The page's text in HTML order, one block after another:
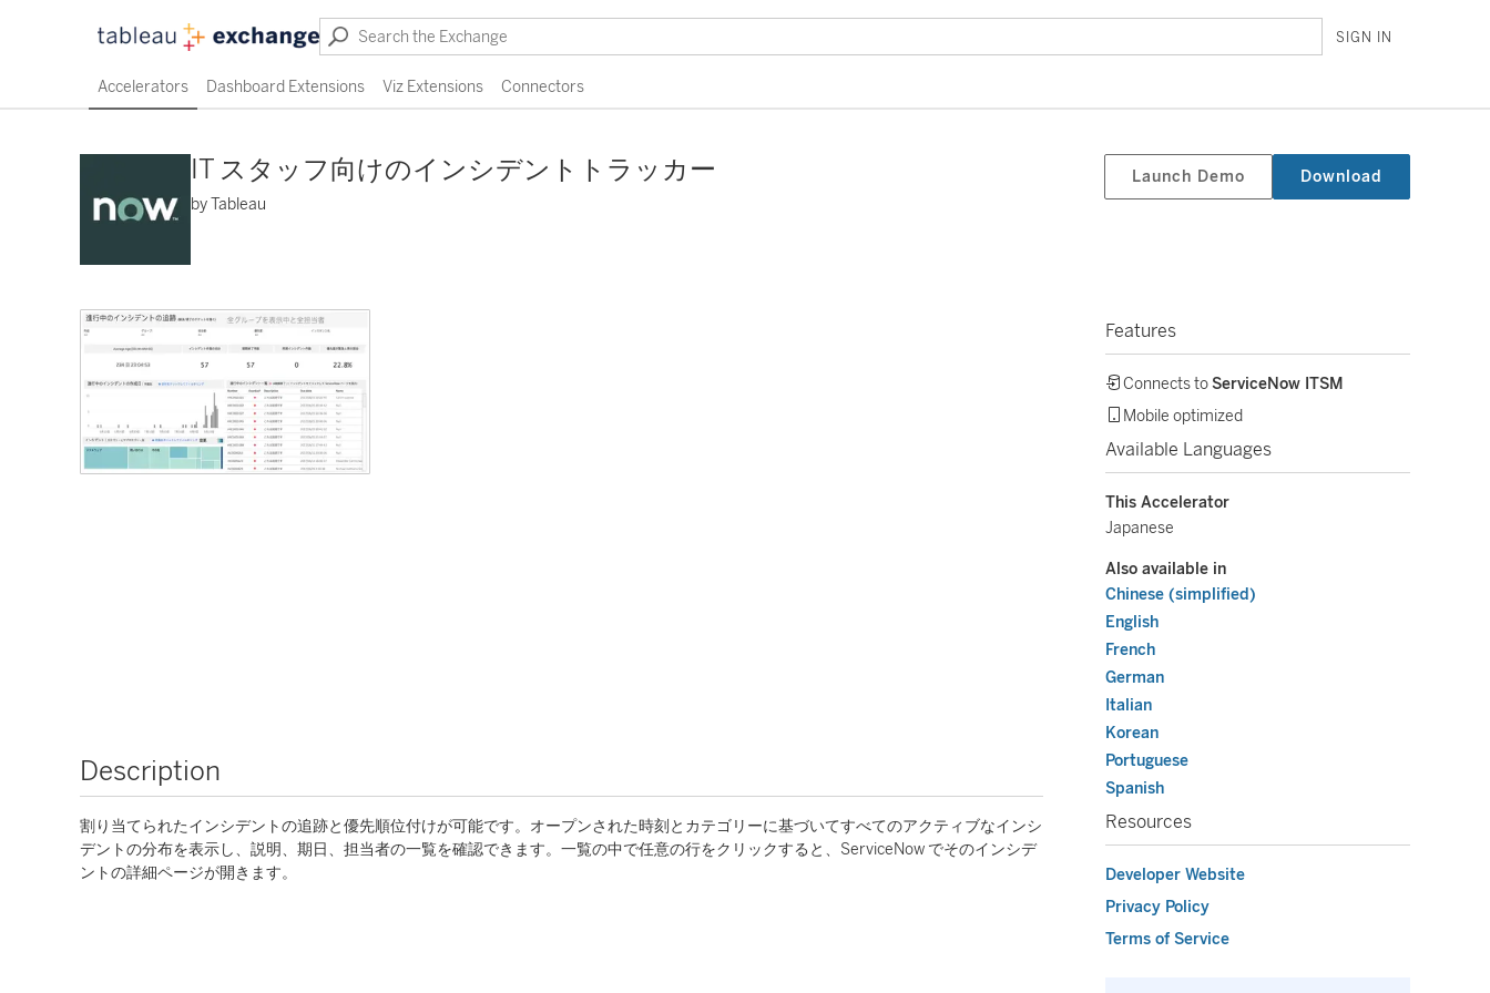
SIGN IN
Accelerators Dashboard Extensions Viz Extensions Connectors
IT スタッフ向けのインシデントトラッカー
by Tableau
Launch Demo Download
Description
割り当てられたインシデントの追跡と優先順位付けが可能です。オープンされた時刻とカテゴリーに基づいてすべてのアクティブなインシ
デントの分布を表示し、説明、期日、担当者の一覧を確認できます。一覧の中で任意の行をクリックすると、ServiceNow でそのインシデ
ントの詳細ページが開きます。
Features
Connects toServiceNow ITSM
Mobile optimized
Available Languages
This Accelerator
Japanese
Also available in
Chinese (simplified)
English
French
German
Italian
Korean
Portuguese
Spanish
Resources
Developer Website
Privacy Policy
Terms of Service